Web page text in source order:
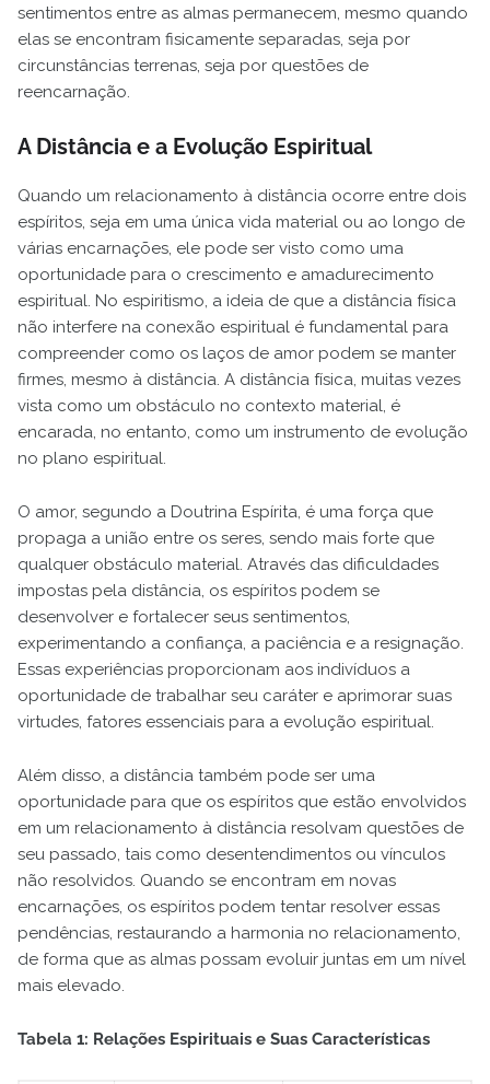
sentimentos entre as almas permanecem, mesmo quando
elas se encontram fisicamente separadas, seja por
circunstâncias terrenas, seja por questões de
reencarnação.
A Distância e a Evolução Espiritual
Quando um relacionamento à distância ocorre entre dois
espíritos, seja em uma única vida material ou ao longo de
várias encarnações, ele pode ser visto como uma
oportunidade para o crescimento e amadurecimento
espiritual. No espiritismo, a ideia de que a distância física
não interfere na conexão espiritual é fundamental para
compreender como os laços de amor podem se manter
firmes, mesmo à distância. A distância física, muitas vezes
vista como um obstáculo no contexto material, é
encarada, no entanto, como um instrumento de evolução
no plano espiritual.
O amor, segundo a Doutrina Espírita, é uma força que
propaga a união entre os seres, sendo mais forte que
qualquer obstáculo material. Através das dificuldades
impostas pela distância, os espíritos podem se
desenvolver e fortalecer seus sentimentos,
experimentando a confiança, a paciência e a resignação.
Essas experiências proporcionam aos indivíduos a
oportunidade de trabalhar seu caráter e aprimorar suas
virtudes, fatores essenciais para a evolução espiritual.
Além disso, a distância também pode ser uma
oportunidade para que os espíritos que estão envolvidos
em um relacionamento à distância resolvam questões de
seu passado, tais como desentendimentos ou vínculos
não resolvidos. Quando se encontram em novas
encarnações, os espíritos podem tentar resolver essas
pendências, restaurando a harmonia no relacionamento,
de forma que as almas possam evoluir juntas em um nível
mais elevado.
Tabela 1: Relações Espirituais e Suas Características